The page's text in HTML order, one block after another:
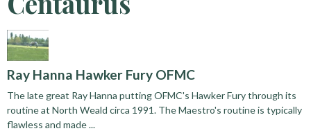
Ray Hanna Hawker Fury OFMC
The late great Ray Hanna putting OFMC's Hawker Fury through its
routine at North Weald circa 1991. The Maestro's routine is typically
flawless and made ...